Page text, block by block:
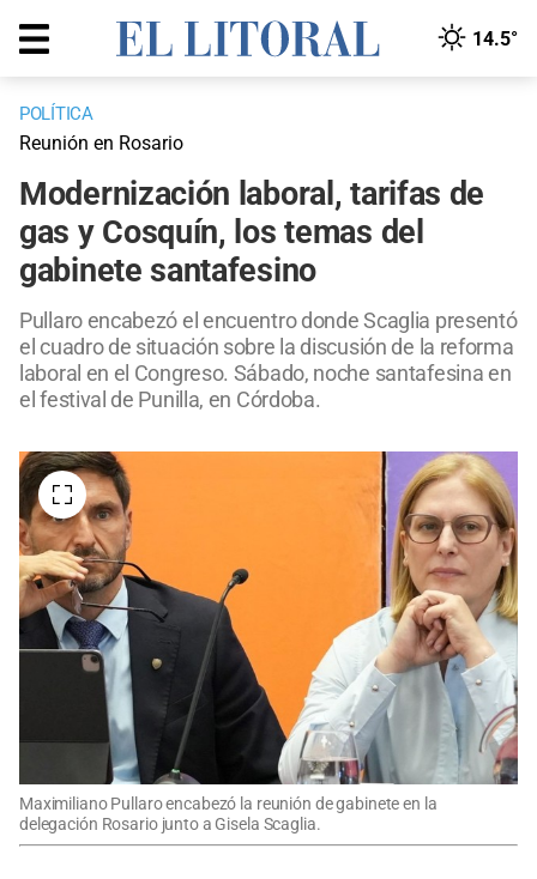
14.5°
POLÍTICA
Reunión en Rosario
Modernización laboral, tarifas de
gas y Cosquín, los temas del
gabinete santafesino
Pullaro encabezó el encuentro donde Scaglia presentó
el cuadro de situación sobre la discusión de la reforma
laboral en el Congreso. Sábado, noche santafesina en
el festival de Punilla, en Córdoba.
Maximiliano Pullaro encabezó la reunión de gabinete en la
delegación Rosario junto a Gisela Scaglia.